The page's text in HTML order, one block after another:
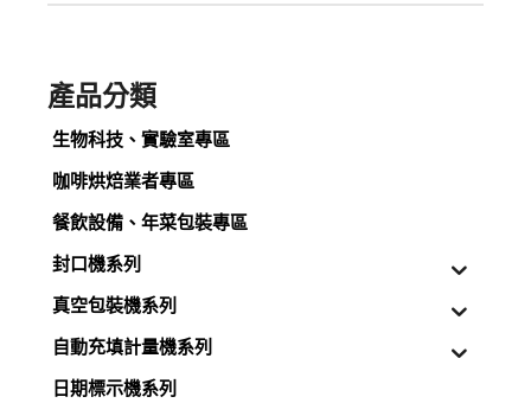
產品分類
生物科技、實驗室專區
咖啡烘焙業者專區
餐飲設備、年菜包裝專區
封口機系列
真空包裝機系列
自動充填計量機系列
日期標示機系列